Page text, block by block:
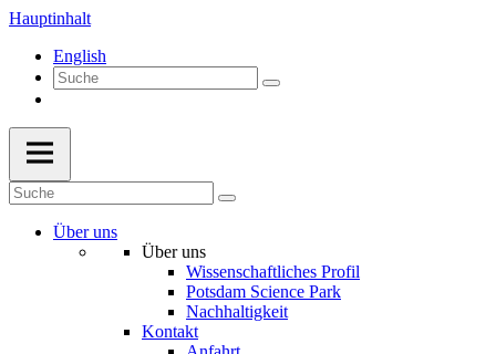
Hauptinhalt
English
Über uns
Über uns
Wissenschaftliches Profil
Potsdam Science Park
Nachhaltigkeit
Kontakt